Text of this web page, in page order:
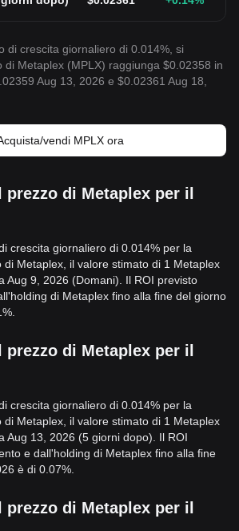
di crescita giornaliero di 0.014%, si
di Metaplex (MPLX) raggiunga $0.02358 in
Aug 13, 2026 e $0.02361 Aug 18,
vendi MPLX ora
di Metaplex per il
crescita giornaliero di 0.014% per la
di Metaplex, il valore stimato di 1 Metaplex
Aug 9, 2026 (Domani). Il ROI previsto
di Metaplex fino alla fine del giorno
di Metaplex per il
crescita giornaliero di 0.014% per la
di Metaplex, il valore stimato di 1 Metaplex
Aug 13, 2026 (5 giorni dopo). Il ROI
e dall'holding di Metaplex fino alla fine
è di 0.07%.
di Metaplex per il